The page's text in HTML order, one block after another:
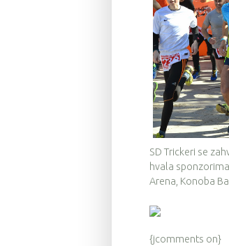
SD Trickeri se
hvala
Arena, Konoba
{jcomments on}